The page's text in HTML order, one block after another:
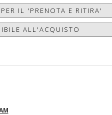
IL 'PRENOTA E RITIRA'
ALL'ACQUISTO